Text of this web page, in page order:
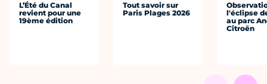
L’Été du Canal
revient pour une
19ème édition
Tout savoir sur
Paris Plages 2026
l'éclipse
au parc
Citroën